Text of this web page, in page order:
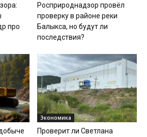
про
Росприроднадзор провёл
проверку в районе реки
Балыкса, но будут ли
последствия?
Экономика
Проверит ли Светлана